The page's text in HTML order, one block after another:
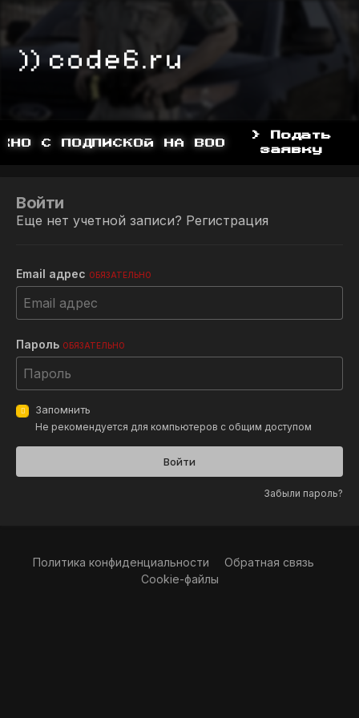
С ПОДПИСКОЙ НА BOOSTY,
> Подать
заявку
Войти
Еще нет учетной записи? Регистрация
Email адрес ОБЯЗАТЕЛЬНО
Пароль ОБЯЗАТЕЛЬНО
Запомнить
Не рекомендуется для компьютеров с общим доступом
Войти
Забыли пароль?
Политика конфиденциальности
Обратная связь
Cookie-файлы